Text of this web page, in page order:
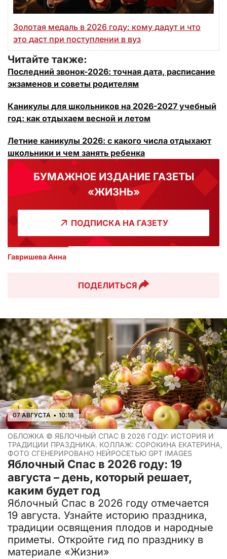
Золотая медаль в 2026 году: кому дадут и что
это даст при поступлении в вуз
Читайте также:
Последний звонок-2026: точная дата, расписание
экзаменов и советы родителям
Каникулы для школьников на 2026-2027 учебный
год: как отдыхаем весной и летом
Летние каникулы 2026: с какого числа отдыхают
школьники и чем занять ребенка
БУМАЖНОЕ ИЗДАНИЕ ГАЗЕТЫ
«ЖИЗНЬ»
ПОДПИСКА НА ГАЗЕТУ
Гавришева Анна
ПОДЕЛИТЬСЯ
07 АВГУСТА • 10:18
ОБЛОЖКА © ЯБЛОЧНЫЙ СПАС В 2026 ГОДУ: ИСТОРИЯ И
ТРАДИЦИИ ПРАЗДНИКА. КОЛЛАЖ: СОРОКИНА ЕКАТЕРИНА,
ФОТО СГЕНЕРИРОВАНО НЕЙРОСЕТЬЮ GPT IMAGES
Яблочный Спас в 2026 году: 19
августа – день, который решает,
каким будет год
Яблочный Спас в 2026 году отмечается
19 августа. Узнайте историю праздника,
традиции освящения плодов и народные
приметы. Откройте гид по празднику в
материале «Жизни»